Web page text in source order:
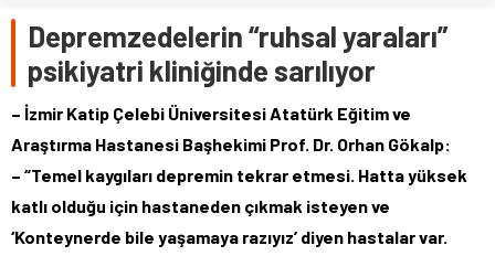
Atmaca kültürü derneği 60 bininci dernek oldu
6.660,55
BİST
13.779,39
47,7111
Depremzedelerin “ruhsal yaraları”
psikiyatri kliniğinde sarılıyor
– İzmir Katip Çelebi Üniversitesi Atatürk Eğitim ve
Araştırma Hastanesi Başhekimi Prof. Dr. Orhan Gökalp:
– “Temel kaygıları depremin tekrar etmesi. Hatta yüksek
katlı olduğu için hastaneden çıkmak isteyen ve
‘Konteynerde bile yaşamaya razıyız’ diyen hastalar var.